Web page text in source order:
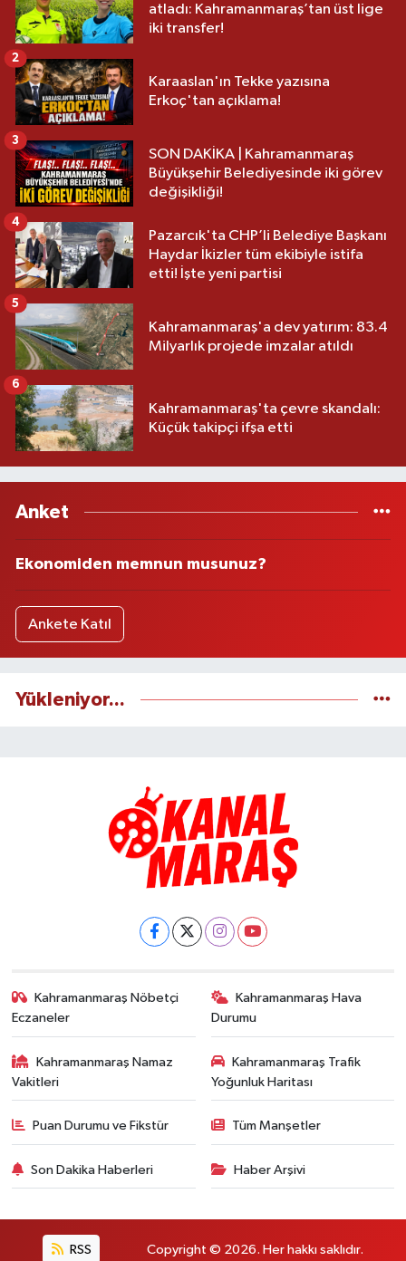
atladı: Kahramanmaraş’tan üst lige
iki transfer!
Karaaslan'ın Tekke yazısına
Erkoç'tan açıklama!
2
SON DAKİKA | Kahramanmaraş
Büyükşehir Belediyesinde iki görev
değişikliği!
3
Pazarcık'ta CHP’li Belediye Başkanı
Haydar İkizler tüm ekibiyle istifa
etti! İşte yeni partisi
4
Kahramanmaraş'a dev yatırım: 83.4
Milyarlık projede imzalar atıldı
5
Kahramanmaraş'ta çevre skandalı:
Küçük takipçi ifşa etti
6
Anket
Ekonomiden memnun musunuz?
Ankete Katıl
Yükleniyor...
Kahramanmaraş Nöbetçi
Eczaneler
Kahramanmaraş Hava
Durumu
Kahramanmaraş Namaz
Vakitleri
Kahramanmaraş Trafik
Yoğunluk Haritası
Puan Durumu ve Fikstür Tüm Manşetler
Son Dakika Haberleri Haber Arşivi
RSS Copyright © 2026. Her hakkı saklıdır.